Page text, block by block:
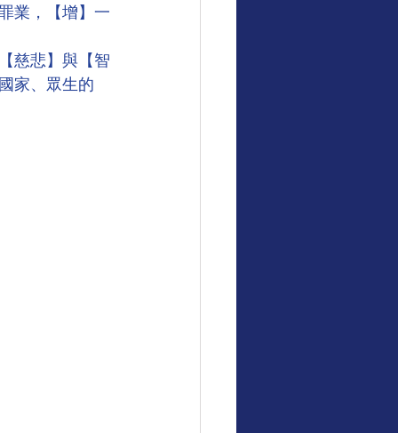
業，【增】一
慈悲】與【智
家、眾生的